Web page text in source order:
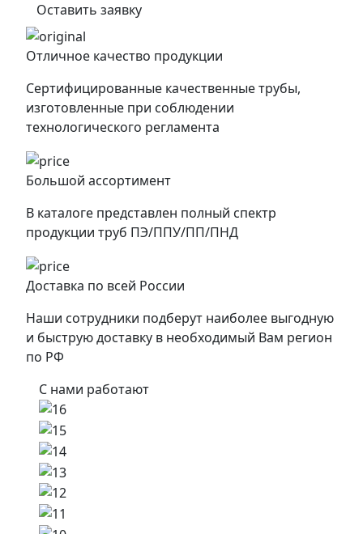
Оставить заявку
Отличное качество продукции
Сертифицированные качественные трубы,
изготовленные при соблюдении
технологического регламента
Большой ассортимент
В каталоге представлен полный спектр
продукции труб ПЭ/ППУ/ПП/ПНД
Доставка по всей России
Наши сотрудники подберут наиболее выгодную
и быструю доставку в необходимый Вам регион
по РФ
С нами работают